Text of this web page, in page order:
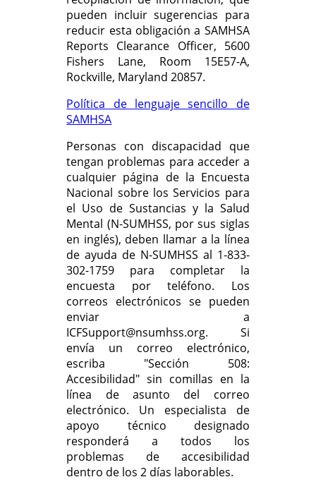
pueden incluir sugerencias para
reducir esta obligación a SAMHSA
Reports Clearance Officer, 5600
Fishers Lane, Room 15E57-A,
Rockville, Maryland 20857.
Política de lenguaje sencillo de
SAMHSA
Personas con discapacidad que
tengan problemas para acceder a
cualquier página de la Encuesta
Nacional sobre los Servicios para
el Uso de Sustancias y la Salud
Mental (N-SUMHSS, por sus siglas
en inglés), deben llamar a la línea
de ayuda de N-SUMHSS al 1-833-
302-1759 para completar la
encuesta por teléfono. Los
correos electrónicos se pueden
enviar a
ICFSupport@nsumhss.org. Si
envía un correo electrónico,
escriba "Sección 508:
Accesibilidad" sin comillas en la
línea de asunto del correo
electrónico. Un especialista de
apoyo técnico designado
responderá a todos los
problemas de accesibilidad
dentro de los 2 días laborables.